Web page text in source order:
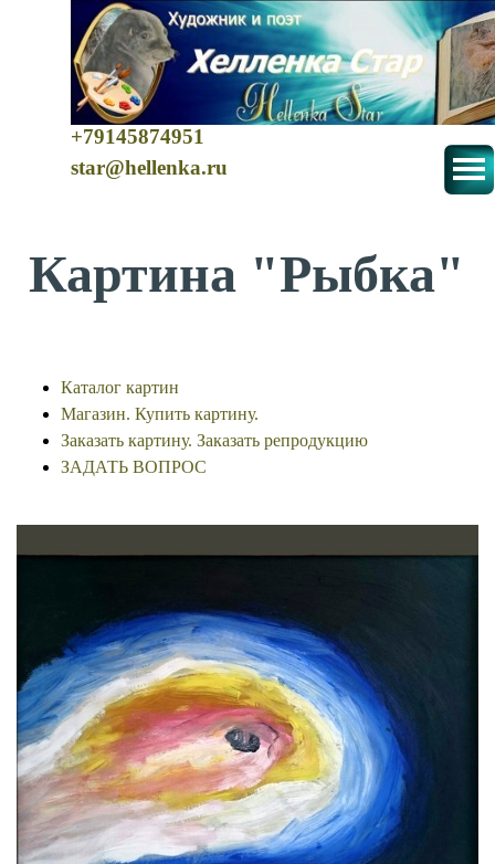
+79145874951
star@hellenka.ru
Картина "Рыбка"
Каталог картин
Магазин. Купить картину.
Заказать картину. Заказать репродукцию
ЗАДАТЬ ВОПРОС